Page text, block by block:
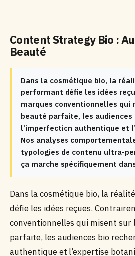
Content Strategy Bio :
Beauté
Dans la cosmétique bio, la
performant défie les idées
marques conventionnelles qui
beauté parfaite, les audiences
l’imperfection authentique et
Nos analyses
typologies de contenu ultra-
ça marche spécifiquement
Dans la cosmétique bio, la
défie les idées reçues.
conventionnelles qui misent sur
parfaite, les audiences bio
authentique et l’expertise